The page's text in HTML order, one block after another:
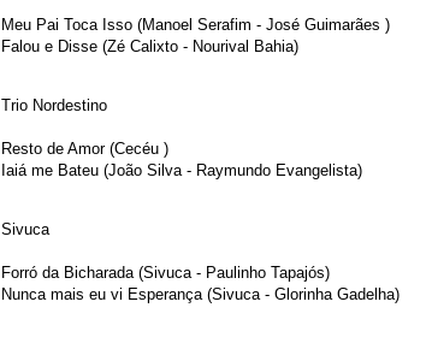
Meu Pai Toca Isso (Manoel Serafim - José Guimarães )
Falou e Disse (Zé Calixto - Nourival Bahia)
Trio Nordestino
Resto de Amor (Cecéu )
Iaiá me Bateu (João Silva - Raymundo Evangelista)
Sivuca
Forró da Bicharada (Sivuca - Paulinho Tapajós)
Nunca mais eu vi Esperança (Sivuca - Glorinha Gadelha)